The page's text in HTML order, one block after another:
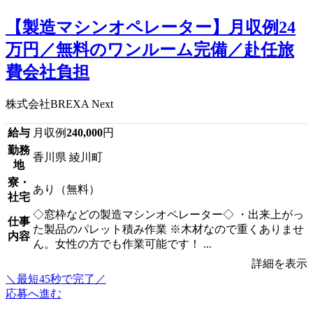
【製造マシンオペレーター】月収例24
万円／無料のワンルーム完備／赴任旅
費会社負担
株式会社BREXA Next
給与 月収例240,000円
勤務
地
香川県 綾川町
寮・
社宅
あり（無料）
仕事
内容
◇窓枠などの製造マシンオペレーター◇ ・出来上がっ
た製品のパレット積み作業 ※木材なので重くありませ
ん。女性の方でも作業可能です！ ...
詳細を表示
＼最短45秒で完了／
応募へ進む